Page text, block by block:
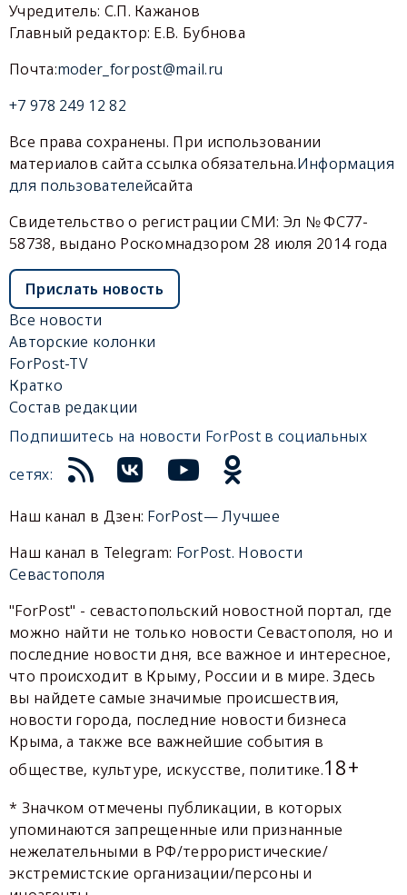
Учредитель: С.П. Кажанов
Главный редактор: Е.В. Бубнова
Почта:moder_forpost@mail.ru
+7 978 249 12 82
Все права сохранены. При использовании
материалов сайта ссылка обязательна.Информация
для пользователейсайта
Свидетельство о регистрации СМИ: Эл № ФС77-
58738, выдано Роскомнадзором 28 июля 2014 года
Прислать новость
Все новости
Авторские колонки
ForPost-TV
Кратко
Состав редакции
Подпишитесь на новости ForPost в социальных
сетях:
Наш канал в Дзен: ForPost— Лучшее
Наш канал в Telegram: ForPost. Новости
Севастополя
"ForPost" - севастопольский новостной портал, где
можно найти не только новости Севастополя, но и
последние новости дня, все важное и интересное,
что происходит в Крыму, России и в мире. Здесь
вы найдете самые значимые происшествия,
новости города, последние новости бизнеса
Крыма, а также все важнейшие события в
обществе, культуре, искусстве, политике.18+
* Значком отмечены публикации, в которых
упоминаются запрещенные или признанные
нежелательными в РФ/террористические/
экстремистские организации/персоны и